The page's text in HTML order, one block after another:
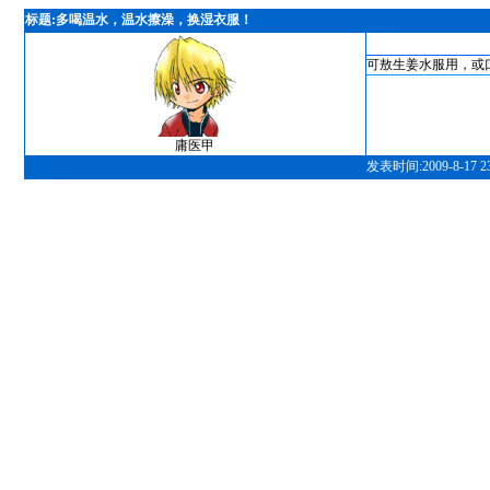
标题:多喝温水，温水擦澡，换湿衣服！
庸医甲
可敖生姜水服用，或
发表时间:2009-8-17